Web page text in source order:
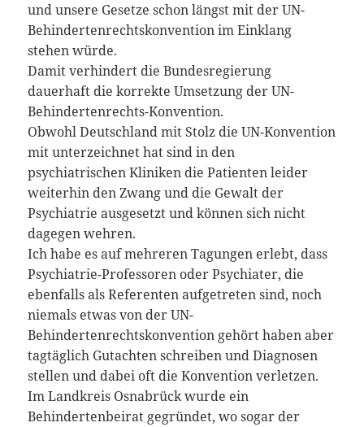
und unsere Gesetze schon längst mit der UN-
Behindertenrechtskonvention im Einklang
stehen würde.
Damit verhindert die Bundesregierung
dauerhaft die korrekte Umsetzung der UN-
Behindertenrechts-Konvention.
Obwohl Deutschland mit Stolz die UN-Konvention
mit unterzeichnet hat sind in den
psychiatrischen Kliniken die Patienten leider
weiterhin den Zwang und die Gewalt der
Psychiatrie ausgesetzt und können sich nicht
dagegen wehren.
Ich habe es auf mehreren Tagungen erlebt, dass
Psychiatrie-Professoren oder Psychiater, die
ebenfalls als Referenten aufgetreten sind, noch
niemals etwas von der UN-
Behindertenrechtskonvention gehört haben aber
tagtäglich Gutachten schreiben und Diagnosen
stellen und dabei oft die Konvention verletzen.
Im Landkreis Osnabrück wurde ein
Behindertenbeirat gegründet, wo sogar der